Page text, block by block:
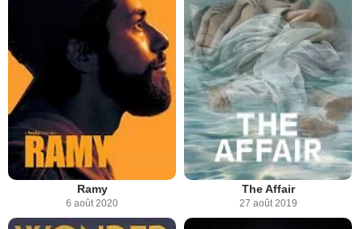
Ramy
6 août 2020
The Affair
27 août 2019